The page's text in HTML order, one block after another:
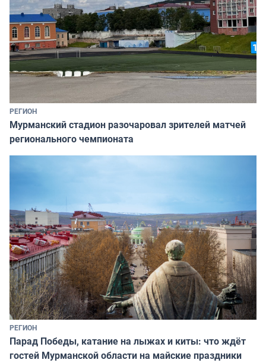
РЕГИОН
Мурманский стадион разочаровал зрителей матчей
регионального чемпионата
РЕГИОН
Парад Победы, катание на лыжах и киты: что ждёт
гостей Мурманской области на майские праздники